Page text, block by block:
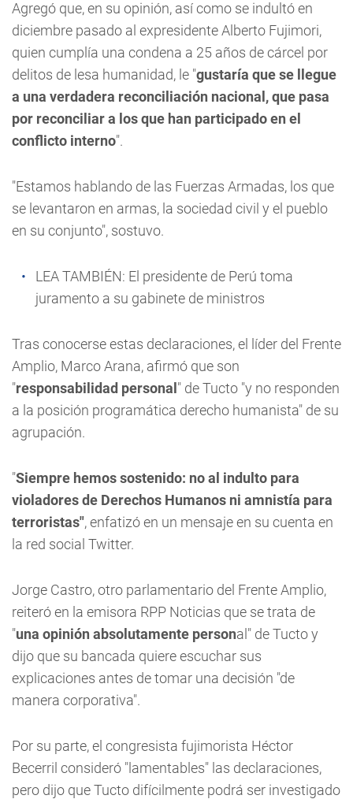
Agregó que, en su opinión, así como se indultó en
diciembre pasado al expresidente Alberto Fujimori,
quien cumplía una condena a 25 años de cárcel por
delitos de lesa humanidad, le "gustaría que se llegue
a una verdadera reconciliación nacional, que pasa
por reconciliar a los que han participado en el
conflicto interno".
"Estamos hablando de las Fuerzas Armadas, los que
se levantaron en armas, la sociedad civil y el pueblo
en su conjunto", sostuvo.
LEA TAMBIÉN: El presidente de Perú toma
juramento a su gabinete de ministros
Tras conocerse estas declaraciones, el líder del Frente
Amplio, Marco Arana, afirmó que son
"responsabilidad personal " de Tucto "y no responden
a la posición programática derecho humanista" de su
agrupación.
"Siempre hemos sostenido: no al indulto para
violadores de Derechos Humanos ni amnistía para
terroristas", enfatizó en un mensaje en su cuenta en
la red social Twitter.
Jorge Castro, otro parlamentario del Frente Amplio,
reiteró en la emisora RPP Noticias que se trata de
"una opinión absolutamente personal" de Tucto y
dijo que su bancada quiere escuchar sus
explicaciones antes de tomar una decisión "de
manera corporativa".
Por su parte, el congresista fujimorista Héctor
Becerril consideró "lamentables" las declaraciones,
pero dijo que Tucto difícilmente podrá ser investigado